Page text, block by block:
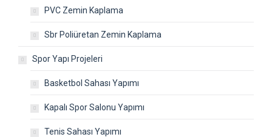
PVC Zemin Kaplama
Sbr Poliüretan Zemin Kaplama
Spor Yapı Projeleri
Basketbol Sahası Yapımı
Kapalı Spor Salonu Yapımı
Tenis Sahası Yapımı